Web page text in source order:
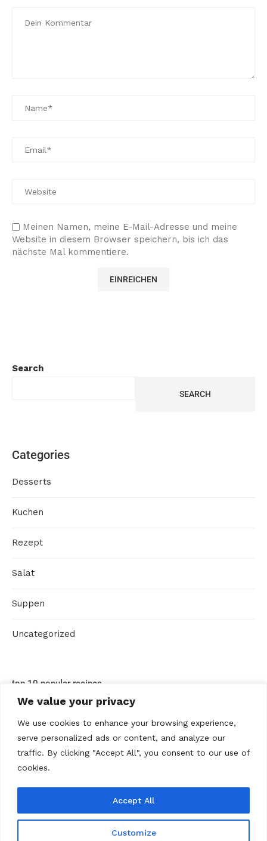
We value your privacy
We use cookies to enhance your browsing experience,
serve personalized ads or content, and analyze our
traffic. By clicking "Accept All", you consent to our use of
cookies.
Customize
Accept All
Meinen Namen, meine E-Mail-Adresse und meine
Website in diesem Browser speichern, bis ich das
nächste Mal kommentiere.
Search
SEARCH
Categories
Desserts
Kuchen
Rezept
Salat
Suppen
Uncategorized
top 10 popular recipes
Kontakt
Privacy policy Terms Of Use Über uns